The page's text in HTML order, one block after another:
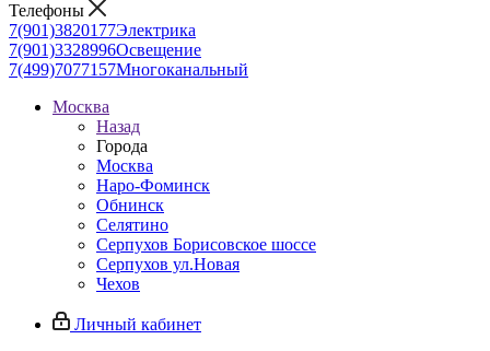
Телефоны
7(901)3820177Электрика
7(901)3328996Освещение
7(499)7077157Многоканальный
Москва
Назад
Города
Москва
Наро-Фоминск
Обнинск
Селятино
Серпухов Борисовское шоссе
Серпухов ул.Новая
Чехов
Личный кабинет